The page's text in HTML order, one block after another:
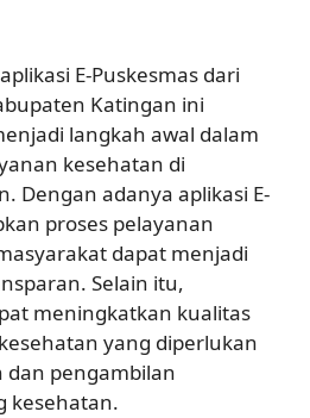
E-Puskesmas dari
Katingan ini
langkah awal dalam
kesehatan di
Dengan adanya aplikasi E-
proses pelayanan
dapat menjadi
Selain itu,
meningkatkan kualitas
yang diperlukan
pengambilan
kesehatan.